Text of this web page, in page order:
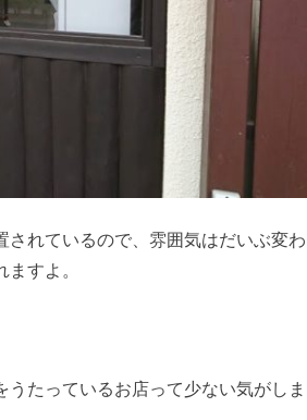
れているので、雰囲気はだいぶ変わ
すよ。
たっているお店って少ない気がしま